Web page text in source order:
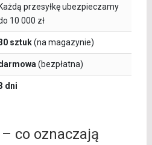
Każdą przesyłkę ubezpieczamy
10 000 zł
sztuk(na magazynie)
(bezpłatna)
dni
– co oznaczają